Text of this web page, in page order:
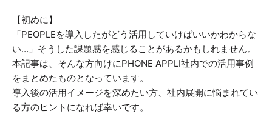
【初めに】
「PEOPLEを導入したがどう活用していけばいいかわからな
い…」そうした課題感を感じることがあるかもしれません。
本記事は、そんな方向けにPHONE APPLI社内での活用事例
をまとめたものとなっています。
導入後の活用イメージを深めたい方、社内展開に悩まれてい
る方のヒントになれば幸いです。